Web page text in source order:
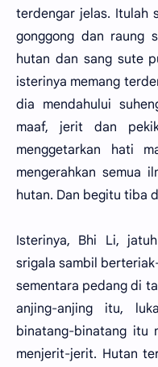
terdengar jelas. Itulah
gonggong dan raung
hutan dan sang sute
isterinya memang
dia mendahului
maaf, jerit dan
menggetarkan hati
mengerahkan semua
hutan. Dan begitu tiba
Isterinya, Bhi Li,
srigala sambil
sementara pedang di
anjing-anjing itu,
binatang-binatang itu
menjerit-jerit. Hutan